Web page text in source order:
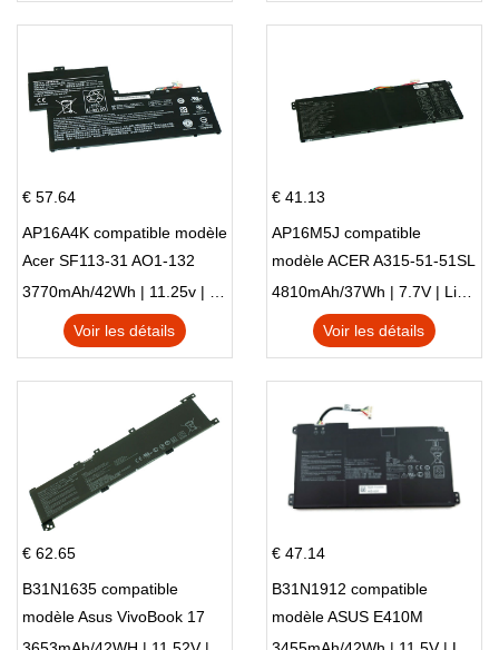
€ 57.64
AP16A4K compatible modèle
Acer SF113-31 AO1-132
NE132
3770mAh/42Wh | 11.25v | Li-ion ...
Voir les détails
€ 41.13
AP16M5J compatible
modèle ACER A315-51-51SL
N17Q1 SERIES
4810mAh/37Wh | 7.7V | Li-ion ...
Voir les détails
€ 62.65
B31N1635 compatible
modèle Asus VivoBook 17
X705NC X705UA X705UV
€ 47.14
B31N1912 compatible
modèle ASUS E410M
E410MA L410MA